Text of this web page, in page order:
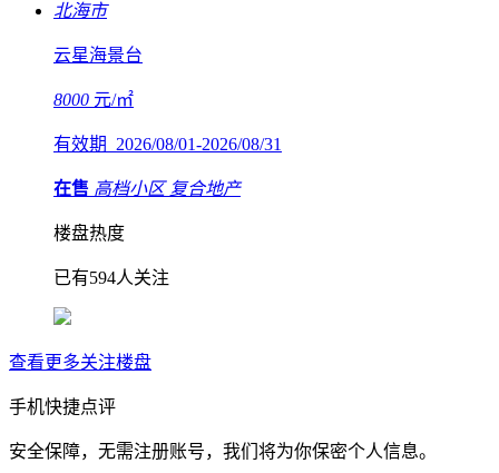
北海市
云星海景台
8000 元/㎡
有效期 2026/08/01-2026/08/31
在售 高档小区 复合地产
楼盘热度
已有594人关注
查看更多关注楼盘
手机快捷点评
安全保障，无需注册账号，我们将为你保密个人信息。